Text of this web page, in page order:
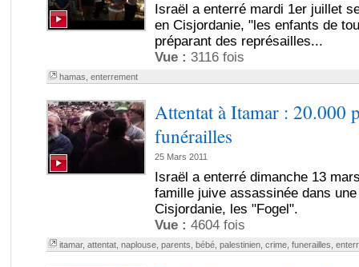
Israël a enterré mardi 1er juillet
en Cisjordanie, "les enfants de
préparant des représailles...
Vue : 3116 fois
hamas enterrement
Attentat à Itamar : 20.000
funérailles
25 Mars 2011
Israël a enterré dimanche 13
famille juive assassinée dans
Cisjordanie, les "Fogel".
Vue : 4604 fois
itamar, attentat, naplouse, parents bébé, palestinien, crime, funerailles